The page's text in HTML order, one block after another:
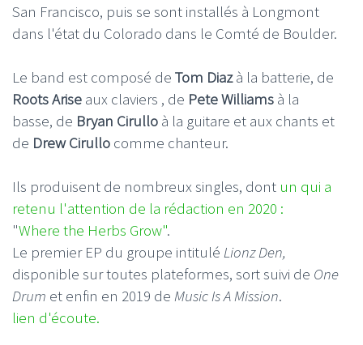
San Francisco, puis se sont installés à Longmont
dans l'état du Colorado dans le Comté de Boulder.
Le band est composé de Tom Diazà la batterie, de
Roots Arise aux claviers , de Pete Williams à la
basse, de Bryan Cirullo à la guitare et aux chants et
de Drew Cirullo comme chanteur.
Ils produisent de nombreux singles, dont un qui a
retenu l'attention de la rédaction en 2020 :
"Where the Herbs Grow".
Le premier EP du groupe intitulé Lionz Den,
disponible sur toutes plateformes, sort suivi de One
Drum et enfin en 2019 de Music Is A Mission.
lien d'écoute.